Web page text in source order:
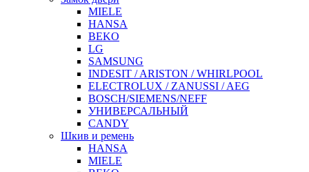
MIELE
HANSA
BEKO
LG
SAMSUNG
INDESIT / ARISTON / WHIRLPOOL
ELECTROLUX / ZANUSSI / AEG
BOSCH/SIEMENS/NEFF
УНИВЕРСАЛЬНЫЙ
CANDY
Шкив и ремень
HANSA
MIELE